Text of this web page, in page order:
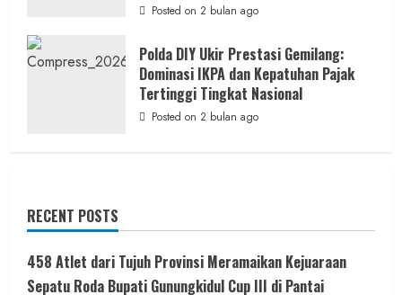
Posted on 2 bulan ago
Polda DIY Ukir Prestasi Gemilang:
Dominasi IKPA dan Kepatuhan Pajak
Tertinggi Tingkat Nasional
Posted on 2 bulan ago
RECENT POSTS
458 Atlet dari Tujuh Provinsi Meramaikan Kejuaraan
Sepatu Roda Bupati Gunungkidul Cup III di Pantai